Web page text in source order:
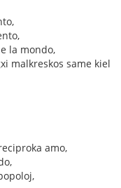
la mondo,
malkreskos same kiel
amo,